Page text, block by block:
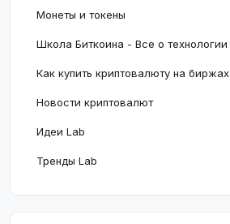
Монеты и токены
Школа Биткоина - Все о технологии
Как купить криптовалюту на биржах
Новости криптовалют
Идеи Lab
Тренды Lab